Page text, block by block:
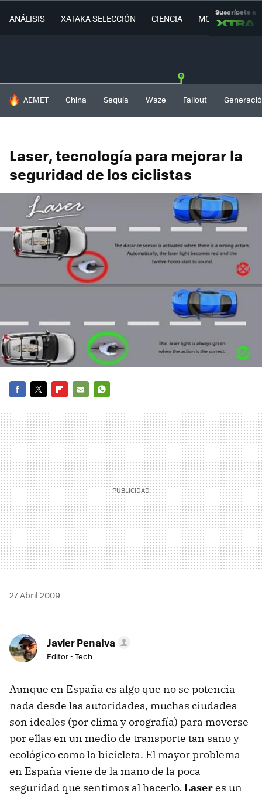
ANÁLISIS XATAKA SELECCIÓN CIENCIA MOVILIDAD
Suscríbete a
HOY SE HABLA DE
AEMET China Sequía Waze Fallout
Laser, tecnología para mejorar la
seguridad de los ciclistas
MAIL
27 Abril 2009
Javier Penalva
Editor - Tech
Aunque en España es algo que no se potencia
nada desde las autoridades, muchas ciudades
son ideales (por clima y orografía) para moverse
por ellas en un medio de transporte tan sano y
ecológico como la bicicleta. El mayor problema
en España viene de la mano de la poca
seguridad que sentimos al hacerlo. Laseres un